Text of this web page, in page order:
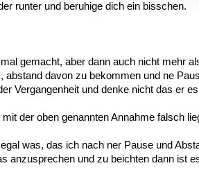
runter und beruhige dich ein bisschen.
gemacht, aber dann auch nicht mehr
abstand davon zu bekommen und ne
Vergangenheit und denke nicht das er
der oben genannten Annahme falsch
was, das ich nach ner Pause und
anzusprechen und zu beichten dann ist